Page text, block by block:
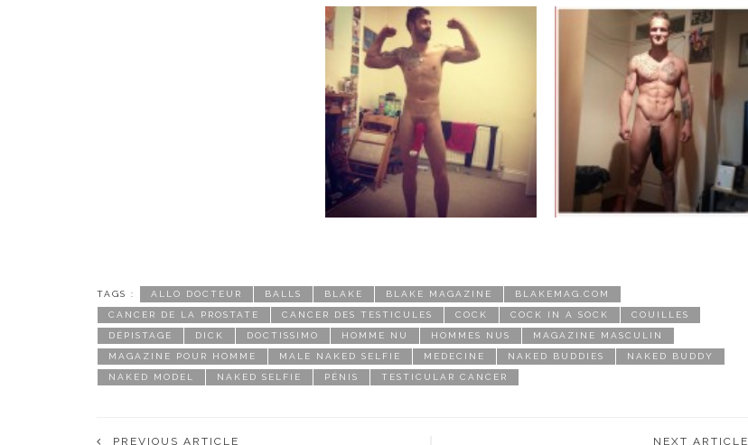
TAGS : ALLO DOCTEUR BALLS BLAKE BLAKE MAGAZINE BLAKEMAG.COM
CANCER DE LA PROSTATE CANCER DES TESTICULES COCK COCK IN A SOCK COUILLES
DÉPISTAGE DICK DOCTISSIMO HOMME NU HOMMES NUS MAGAZINE MASCULIN
MAGAZINE POUR HOMME MALE NAKED SELFIE MEDECINE NAKED BUDDIES NAKED BUDDY
NAKED MODEL NAKED SELFIE PÉNIS TESTICULAR CANCER
PREVIOUS ARTICLE NEXT ARTICLE